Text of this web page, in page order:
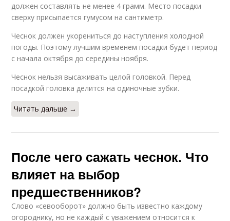
должен составлять не менее 4 грамм. Место посадки
сверху присыпается гумусом на сантиметр.
Чеснок должен укорениться до наступления холодной
погоды. Поэтому лучшим временем посадки будет период
с начала октября до середины ноября.
Чеснок нельзя высаживать целой головкой. Перед
посадкой головка делится на одиночные зубки.
Читать дальше →
После чего сажать чеснок. Что
влияет на выбор
предшественников?
Слово «севооборот» должно быть известно каждому
огороднику, но не каждый с уважением относится к